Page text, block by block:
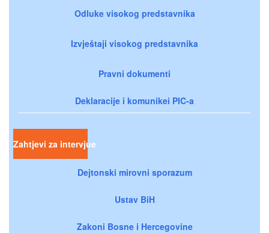
Odluke visokog predstavnika
Izvještaji visokog predstavnika
Pravni dokumenti
Deklaracije i komunikei PIC-a
Zahtjevi za intervjue
Dejtonski mirovni sporazum
Ustav BiH
Zakoni Bosne i Hercegovine